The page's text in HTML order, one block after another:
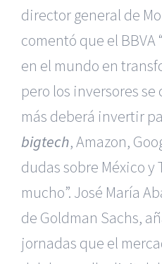
director general de
comentó que el
en el mundo en
pero los inversores
más deberá invertir
bigtech, Amazon,
dudas sobre México y
mucho”. José María
de Goldman Sachs,
jornadas que el